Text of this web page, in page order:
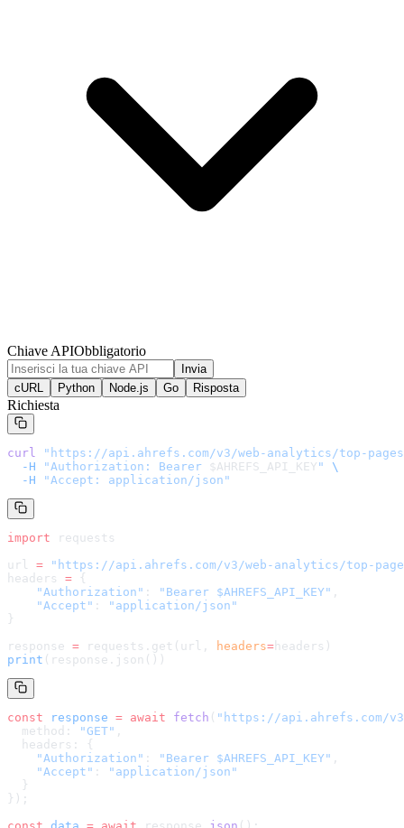
Chiave APIObbligatorio
Invia
cURL
Python Node.js Go Risposta
Richiesta
curl " https://api.ahrefs.com/v3/web-analytics/top-
  -H
"Authorization: Bearer $AHREFS_API_KEY "
\
  -H
"Accept: application/json"
import requests
url = " https://api.ahrefs.com/v3/web-analytics/top-
headers = {
    "Authorization"
: "Bearer $AHREFS_API_KEY" ,
    "Accept"
:
"application/json"
}
response = requests.get(url, headers= headers )
print (response.json())
const response = await fetch ( " https://api.ahrefs.com/
  method:
"GET" ,
  headers: {
    "Authorization"
: "Bearer $AHREFS_API_KEY" ,
    "Accept"
:
"application/json"
  }
});